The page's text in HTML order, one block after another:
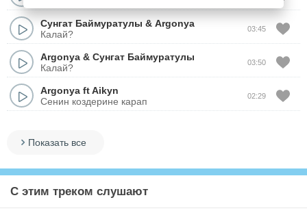
Сунгат Баймуратулы & Argonya
Калай?
03:45
Argonya & Сунгат Баймуратулы
Калай?
03:50
Argonya ftAikyn
Сенин коздерине карап
02:29
Показать все
С этим треком слушают